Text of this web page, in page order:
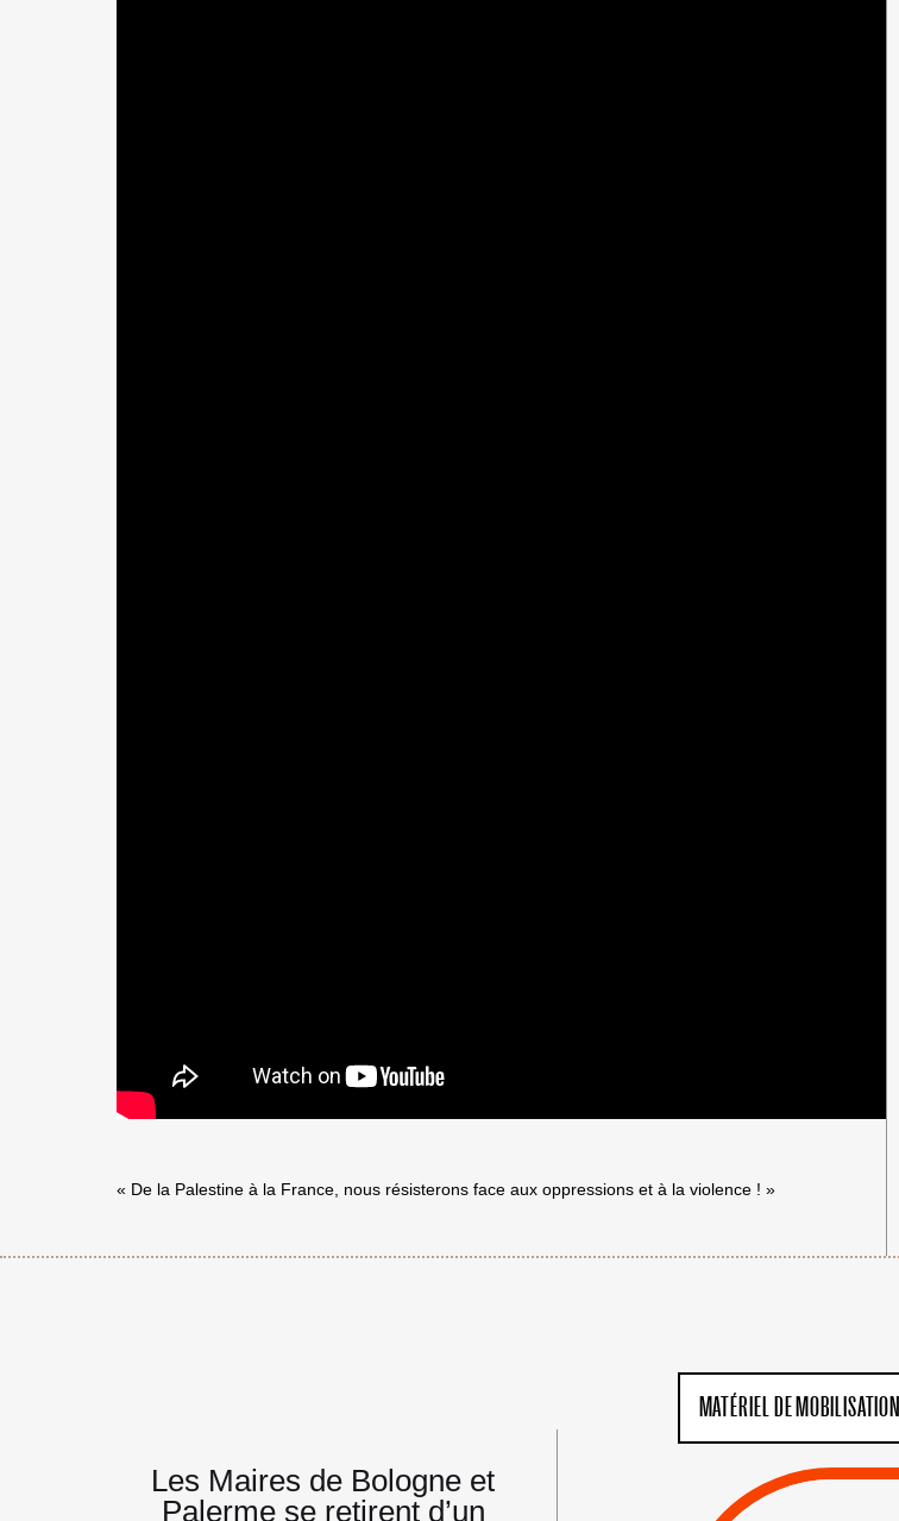
« De la Palestine à la France, nous résisterons face aux oppressions et à la violence ! »
Navigation
Les Maires de Bologne et
Palerme se retirent d’un
MATÉRIEL DE MOBILISATION